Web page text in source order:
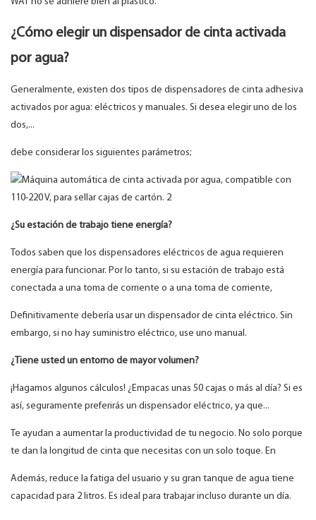
¿Cómo elegir un dispensador de cinta activada
por agua?
Generalmente, existen dos tipos de dispensadores de cinta adhesiva
activados por agua: eléctricos y manuales. Si desea elegir uno de los
dos,...
debe considerar los siguientes parámetros;
¿Su estación de trabajo tiene energía?
Todos saben que los dispensadores eléctricos de agua requieren
energía para funcionar. Por lo tanto, si su estación de trabajo está
conectada a una toma de corriente o a una toma de corriente,
Definitivamente debería usar un dispensador de cinta eléctrico. Sin
embargo, si no hay suministro eléctrico, use uno manual.
¿Tiene usted un entorno de mayor volumen?
¡Hagamos algunos cálculos! ¿Empacas unas 50 cajas o más al día? Si es
así, seguramente preferirás un dispensador eléctrico, ya que...
Te ayudan a aumentar la productividad de tu negocio. No solo porque
te dan la longitud de cinta que necesitas con un solo toque. En
Además, reduce la fatiga del usuario y su gran tanque de agua tiene
capacidad para 2 litros. Es ideal para trabajar incluso durante un día.